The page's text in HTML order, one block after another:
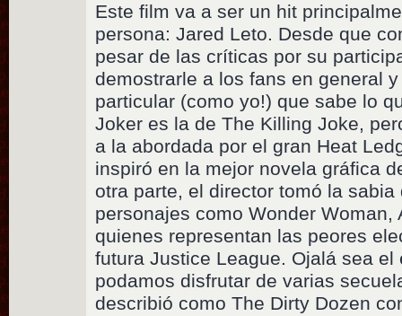
Este film va a ser un hit
persona: Jared Leto. Desde que
pesar de las críticas por su
demostrarle a los fans en general
particular (como yo!) que sabe lo
Joker es la de The Killing Joke,
a la abordada por el gran Heat
inspiró en la mejor novela gráfica
otra parte, el director tomó la
personajes como Wonder Woman,
quienes representan las peores
futura Justice League. Ojalá sea
podamos disfrutar de varias
describió como The Dirty Dozen